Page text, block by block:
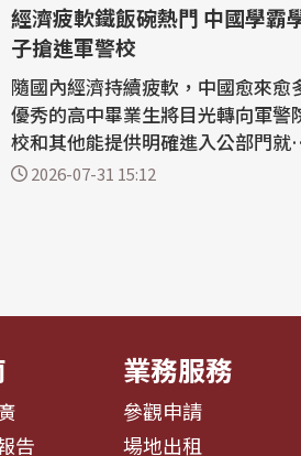
經濟疲軟鐵飯碗熱門 中國學霸
子搶進軍警校
隨國內經濟持續疲軟，中國愈來愈
優秀的高中畢業生將目光轉向軍警
校和其他能提供明確進入公部門就
途徑的校院，中國年輕人的職涯規劃
2026-07-31 15:12
告
業務服務
參觀申請
場地出租